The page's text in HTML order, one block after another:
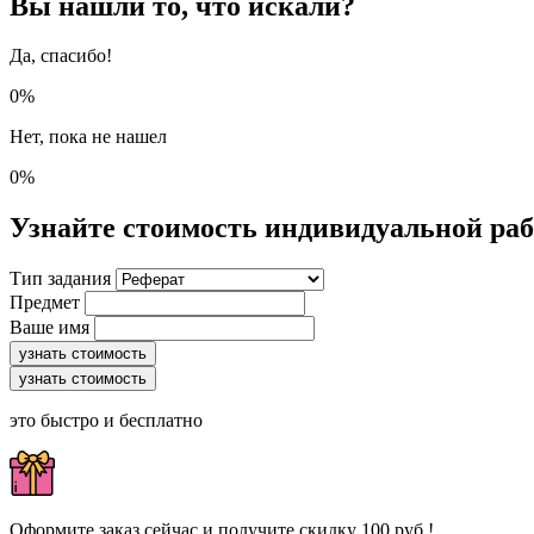
Да, спасибо!
0%
Нет, пока не нашел
0%
Узнайте стоимость индивидуальной
Тип задания
Предмет
Ваше имя
узнать стоимость
узнать стоимость
это быстро и бесплатно